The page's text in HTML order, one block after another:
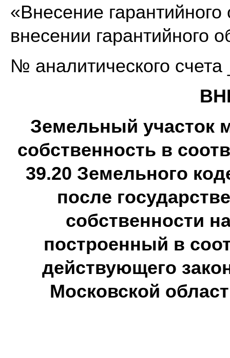
«Внесение
внесении гарантийного
№ аналитического
Земельный участок
собственность в
39.20 Земельного
после
собственности
построенный в
действующего
Московской